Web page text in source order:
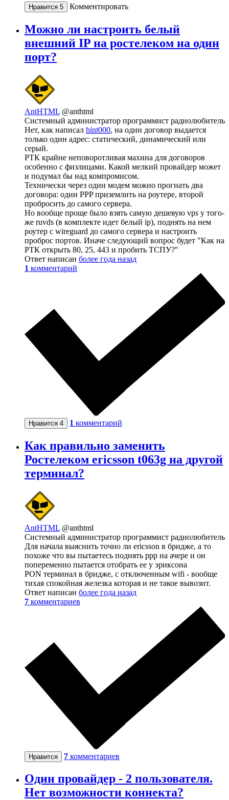
Нравится 5 Комментировать
Можно ли настроить белый
внешний IP на ростелеком на один
порт?
AntHTML @anthtml
Системный администратор программист радиолюбитель
Нет, как написал hint000, на один договор выдается
только один адрес: статический, динамический или
серый.
РТК крайне неповоротливая махина для договоров
особенно с физлицами. Какой мелкий провайдер может
и подумал бы над компромисом.
Технически через один модем можно прогнать два
договора: один PPP приземлить на роутере, второй
пробросить до самого сервера.
Но вообще проще было взять самую дешевую vps у того-
же ruvds (в комплекте идет белый ip), поднять на нем
роутер с wireguard до самого сервера и настроить
проброс портов. Иначе следующий вопрос будет "Как на
РТК открыть 80, 25, 443 и пробить ТСПУ?"
Ответ написан более года назад
1 комментарий
Нравится 4 1 комментарий
Как правильно заменить
Ростелеком ericsson t063g на другой
терминал?
AntHTML @anthtml
Системный администратор программист радиолюбитель
Для начала выяснить точно ли ericsson в бридже, а то
похоже что вы пытаетесь поднять ppp на ачере и он
попеременно пытается отобрать ее у эриксона
PON терминал в бридже, с отключенным wifi - вообще
тихая спокойная железка которая и не такое вывозит.
Ответ написан более года назад
7 комментариев
Нравится 7 комментариев
Один провайдер - 2 пользователя.
Нет возможности коннекта?